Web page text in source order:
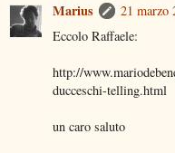
Marius
21 marzo
Eccolo Raffaele:
http://
ducceschi-telling.html
un caro saluto